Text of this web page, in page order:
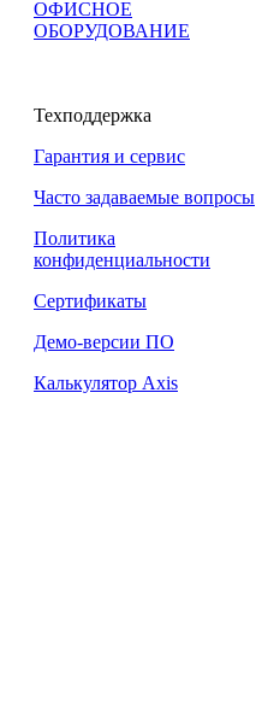
ОФИСНОЕ
ОБОРУДОВАНИЕ
Техподдержка
Гарантия и сервис
Часто задаваемые вопросы
Политика
конфиденциальности
Сертификаты
Демо-версии ПО
Калькулятор Axis